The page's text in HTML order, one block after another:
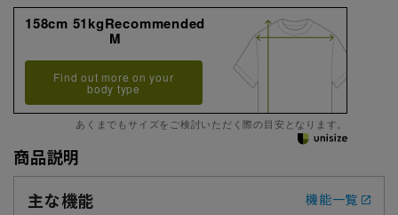
158cm 51kgRecommended
M
Find out more on your
body type
あくまでもサイズをご検討いただく際の目安となります。
商品説明
主な機能
機能一覧